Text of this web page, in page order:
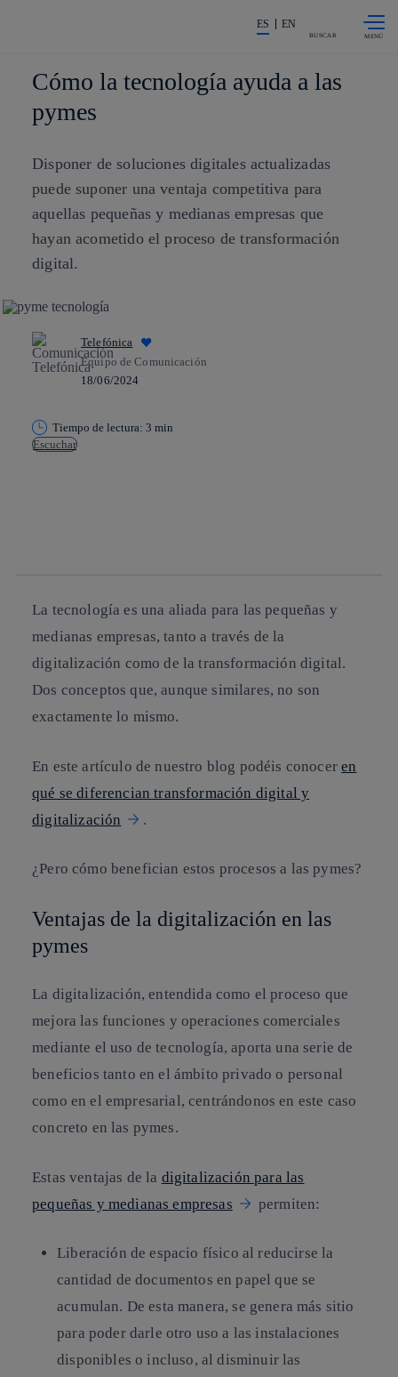
La acción en accionistas e
ES EN
BUSCAR
Cómo la tecnología ayuda a las
pymes
Disponer de soluciones digitales actualizadas
puede suponer una ventaja competitiva para
aquellas pequeñas y medianas empresas que
hayan acometido el proceso de transformación
digital.
Telefónica
Equipo de Comunicación
18/06/2024
Tiempo de lectura: 3 min
Escuchar
La tecnología es una aliada para las pequeñas y
medianas empresas, tanto a través de la
digitalización como de la transformación digital.
Dos conceptos que, aunque similares, no son
exactamente lo mismo.
En este artículo de nuestro blog podéis conoceren
qué se diferencian transformación digital y
digitalización
.
¿Pero cómo benefician estos procesos a las pymes?
Ventajas de la digitalización en las
pymes
La digitalización, entendida como el proceso que
mejora las funciones y operaciones comerciales
mediante el uso de tecnología, aporta una serie de
beneficios tanto en el ámbito privado o personal
como en el empresarial, centrándonos en este caso
concreto en las pymes.
Estas ventajas de la digitalización para las
pequeñas y medianas empresas
permiten:
Liberación de espacio físico al reducirse la
cantidad de documentos en papel que se
acumulan. De esta manera, se genera más sitio
para poder darle otro uso a las instalaciones
disponibles o incluso, al disminuir las